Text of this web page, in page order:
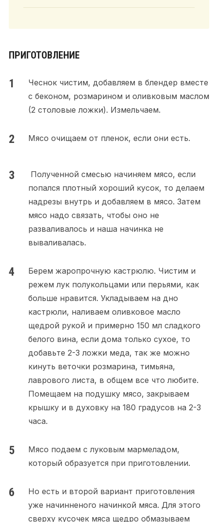
ПРИГОТОВЛЕНИЕ
Чеснок чистим, добавляем в блендер вместе
с беконом, розмарином и оливковым маслом
(2 столовые ложки). Измельчаем.
Мясо очищаем от пленок, если они есть.
Полученной смесью начиняем мясо, если
попался плотный хороший кусок, то делаем
надрезы внутрь и добавляем в мясо. Затем
мясо надо связать, чтобы оно не
разваливалось и наша начинка не
вываливалась.
Берем жаропрочную кастрюлю. Чистим и
режем лук полукольцами или перьями, как
больше нравится. Укладываем на дно
кастрюли, наливаем оливковое масло
щедрой рукой и примерно 150 мл сладкого
белого вина, если дома только сухое, то
добавьте 2-3 ложки меда, так же можно
кинуть веточки розмарина, тимьяна,
лаврового листа, в общем все что любите.
Помещаем на подушку мясо, закрываем
крышку и в духовку на 180 градусов на 2-3
часа.
Мясо подаем с луковым мармеладом,
который образуется при приготовлении.
Но есть и второй вариант приготовления
уже начинненого начинкой мяса. Для этого
сверху кусочек мяса щедро обмазываем